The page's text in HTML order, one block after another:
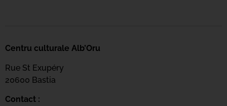
Centru culturale Alb’Oru
Rue St Exupéry
20600 Bastia
Contact :